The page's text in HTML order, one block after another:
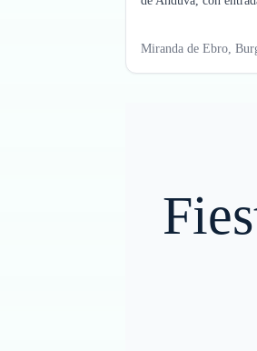
Miranda de Ebro,